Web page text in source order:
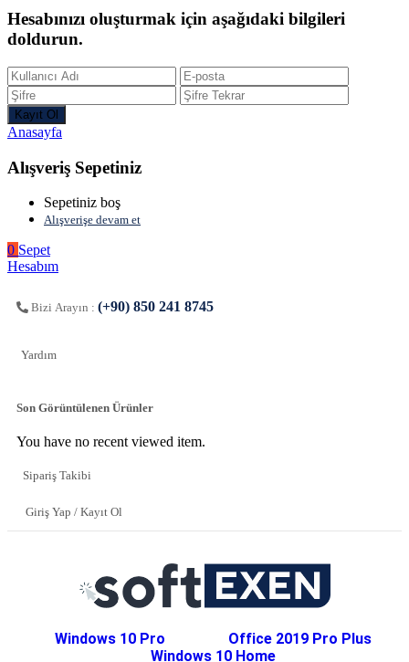
Hesabınızı oluşturmak için aşağıdaki bilgileri
doldurun.
Anasayfa
Alışveriş Sepetiniz
Sepetiniz boş
Alışverişe devam et
0 Sepet
Hesabım
Bizi Arayın : (+90) 850 241 8745
Yardım
Son Görüntülenen Ürünler
You have no recent viewed item.
Sipariş Takibi
Giriş Yap / Kayıt Ol
Windows 10 Pro
Office 2019 Pro Plus
Windows 10 Home